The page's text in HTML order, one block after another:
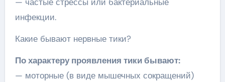
инфекции.
Какие бывают нервные тики?
По характеру проявления тики бывают:
— моторные (в виде мышечных сокращений)